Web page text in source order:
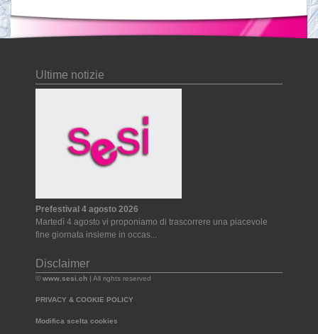
Ultime notizie
Prefestival 4 agosto 2026
Martedì 4 agosto vi proponiamo di trascorrere una piacevole
fine giornata insieme in occas...
Disclaimer
© www.sesi.ch | All rights reserved
PRIVACY & COOKIE POLICY
Modifica scelta cookies